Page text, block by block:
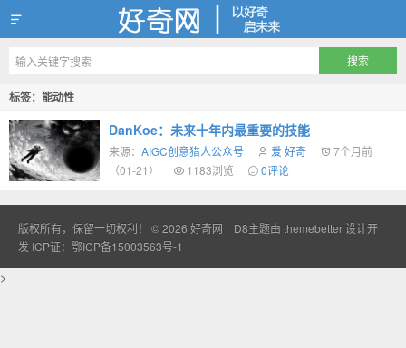
好奇网
标签：能动性
DanKoe：未来十年内最重要的技能
来源： AIGC创意猎人公众号 爱 好奇
7个月前
（01-21）
1183浏览 0评论
版权所有，保留一切权利！ © 2026 好奇网 D8主题由 themebetter设计开
发 ICP证：鄂ICP备15003563号-1
>